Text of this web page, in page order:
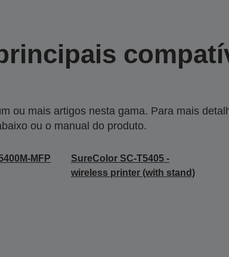
ou mais artigos nesta gama. Para mais
ou o manual do produto.
MFP
SureColor SC-T5405 -
wireless printer (with stand)